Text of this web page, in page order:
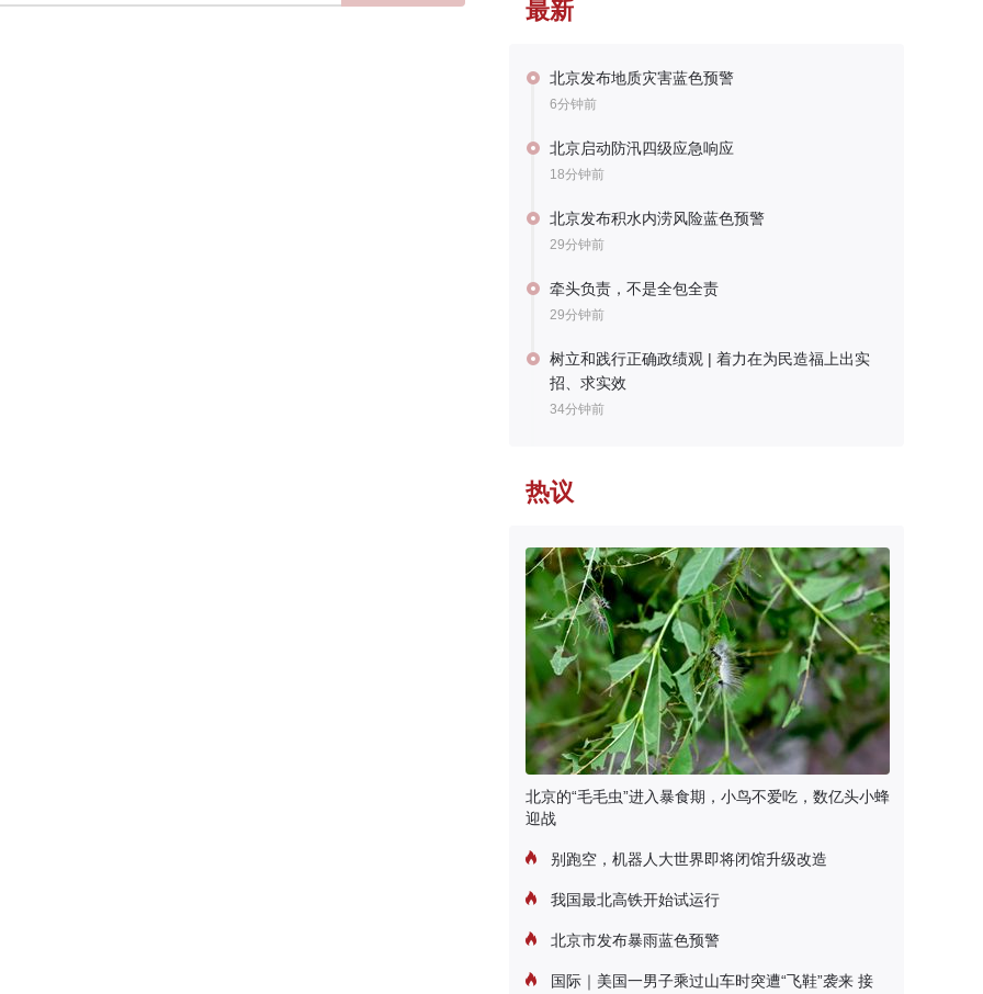
最新
北京发布地质灾害蓝色预警
6分钟前
北京启动防汛四级应急响应
18分钟前
北京发布积水内涝风险蓝色预警
29分钟前
牵头负责，不是全包全责
29分钟前
树立和践行正确政绩观 | 着力在为民造福上出实
招、求实效
34分钟前
热议
北京的“毛毛虫”进入暴食期，小鸟不爱吃，数亿头小蜂
迎战
别跑空，机器人大世界即将闭馆升级改造
我国最北高铁开始试运行
北京市发布暴雨蓝色预警
国际｜美国一男子乘过山车时突遭“飞鞋”袭来 接